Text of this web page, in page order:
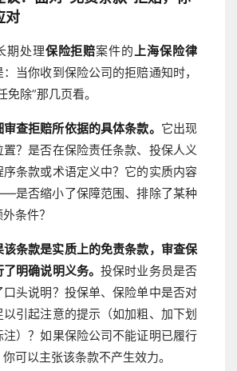
对
期处理保险拒赔案件的上海保险律
当你收到保险公司的拒赔通知时，
免除”那几页看。
查拒赔所依据的具体条款。 它出现
？是否在保险责任条款、投保人义
条款或术语定义中？它的实质内容
是否缩小了保障范围、排除了某种
条件？
该条款是实质上的免责条款，审查保
了明确说明义务。投保时业务员是否
口头说明？投保单、保险单中是否对
引起注意的提示（如加粗、加下划
注）？如果保险公司不能证明已履行
可以主张该条款不产生效力。